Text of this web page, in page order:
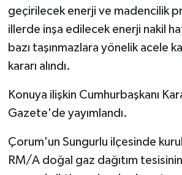
geçirilecek enerji ve madencilik
illerde inşa edilecek enerji nakil
bazı taşınmazlara yönelik acele
kararı alındı.
Konuya ilişkin Cumhurbaşkanı
Gazete'de yayımlandı.
Çorum'un Sungurlu ilçesinde
RM/A doğal gaz dağıtım tesisinin
Uğurludağ
Sağlık